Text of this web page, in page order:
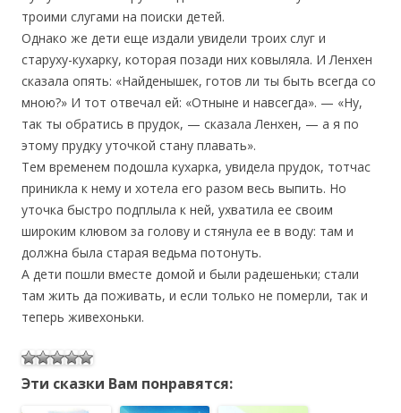
троими слугами на поиски детей.
Однако же дети еще издали увидели троих слуг и
старуху-кухарку, которая позади них ковыляла. И Ленхен
сказала опять: «Найденышек, готов ли ты быть всегда со
мною?» И тот отвечал ей: «Отныне и навсегда». — «Ну,
так ты обратись в прудок, — сказала Ленхен, — а я по
этому прудку уточкой стану плавать».
Тем временем подошла кухарка, увидела прудок, тотчас
приникла к нему и хотела его разом весь выпить. Но
уточка быстро подплыла к ней, ухватила ее своим
широким клювом за голову и стянула ее в воду: там и
должна была старая ведьма потонуть.
А дети пошли вместе домой и были радешеньки; стали
там жить да поживать, и если только не померли, так и
теперь живехоньки.
Эти сказки Вам понравятся: